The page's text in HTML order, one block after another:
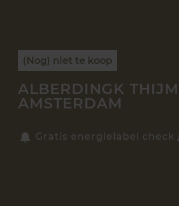
(Nog) niet te koop
ALBERDINGK
AMSTERDAM
Gratis energielabel check